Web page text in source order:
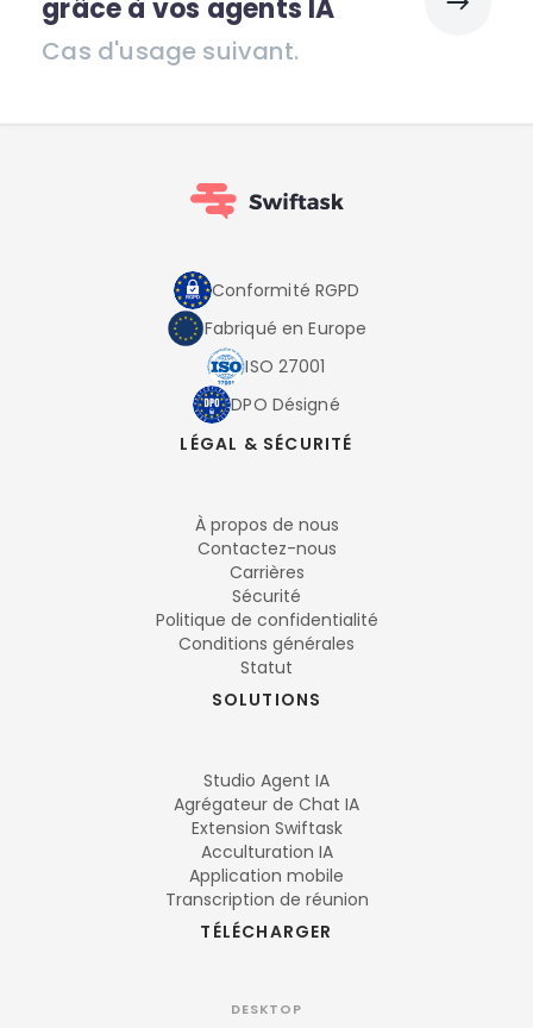
grâce à vos agents IA
Cas d'usage suivant.
Conformité RGPD
Fabriqué en Europe
ISO 27001
DPO Désigné
LÉGAL & SÉCURITÉ
À propos de nous
Contactez-nous
Carrières
Sécurité
Politique de confidentialité
Conditions générales
Statut
SOLUTIONS
Studio Agent IA
Agrégateur de Chat IA
Extension Swiftask
Acculturation IA
Application mobile
Transcription de réunion
TÉLÉCHARGER
DESKTOP